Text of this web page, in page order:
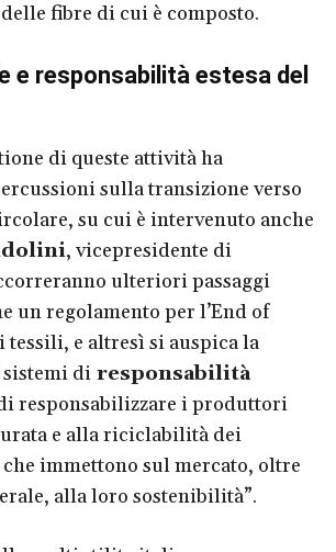
fibre di cui è composto.
e responsabilità estesa del
di queste attività ha
sulla transizione verso
su cui è intervenuto anche
, vicepresidente di
ulteriori passaggi
un regolamento per l’End of
e altresì si auspica la
di responsabilità
responsabilizzare i produttori
e alla riciclabilità dei
immettono sul mercato, oltre
alla loro sostenibilità”.